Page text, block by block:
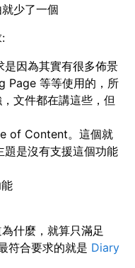
少了一個
因為其實有很多佈景
Page 等等使用的，所
文件都在講這些，但
of Content。這個就
是沒有支援這個功能
什麼，就算只滿足
符合要求的就是 Diary